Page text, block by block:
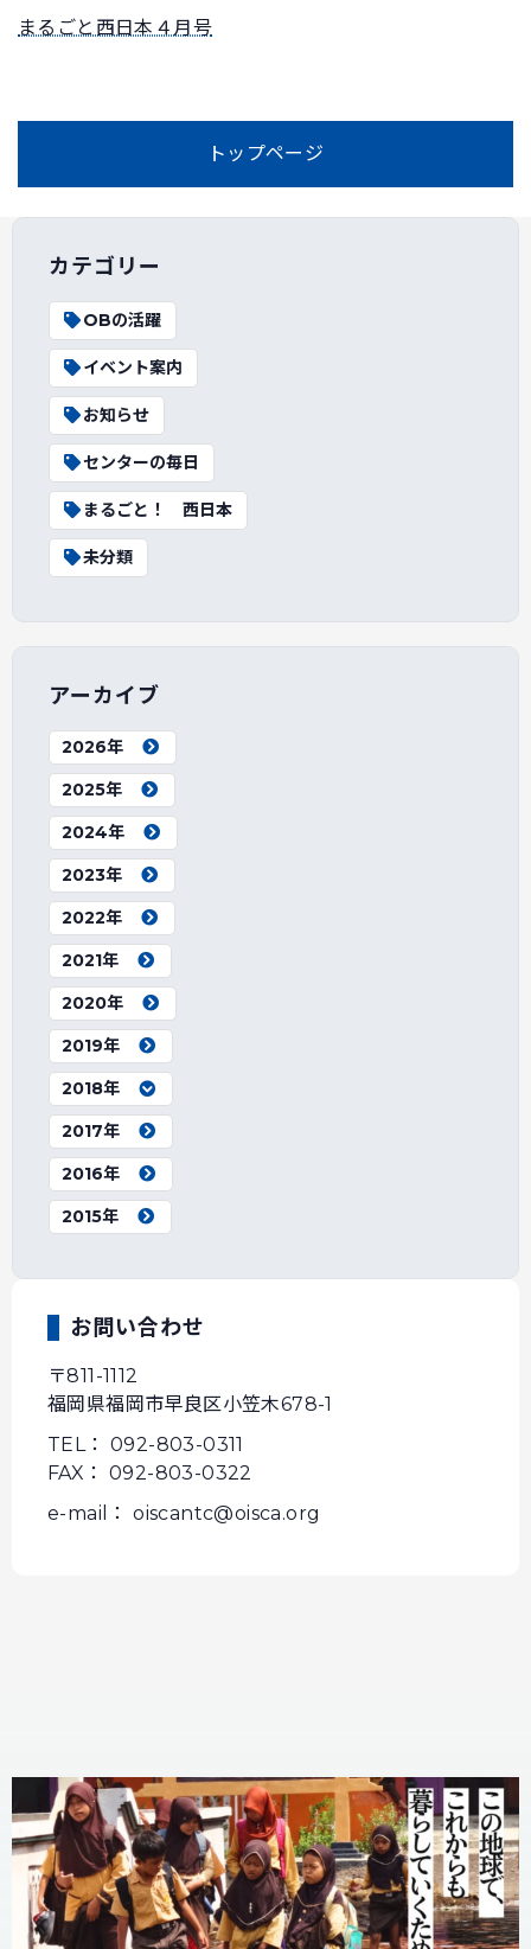
まるごと西日本４月号
トップページ
カテゴリー
OBの活躍
イベント案内
お知らせ
センターの毎日
まるごと！ 西日本
未分類
アーカイブ
2026年
2025年
2024年
2023年
2022年
2021年
2020年
2019年
2018年
2017年
2016年
2015年
お問い合わせ
〒811-1112
福岡県福岡市早良区小笠木678-1
TEL： 092-803-0311
FAX： 092-803-0322
e-mail： oiscantc@oisca.org